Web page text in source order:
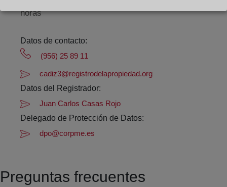
horas
Datos de contacto:
(956) 25 89 11
cadiz3@registrodelapropiedad.org
Datos del Registrador:
Juan Carlos Casas Rojo
Delegado de Protección de Datos:
dpo@corpme.es
Preguntas frecuentes